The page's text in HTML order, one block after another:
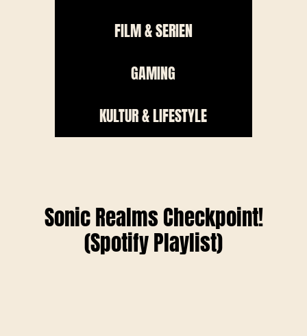
FILM & SERIEN
GAMING
KULTUR & LIFESTYLE
Sonic Realms Checkpoint!
(Spotify Playlist)